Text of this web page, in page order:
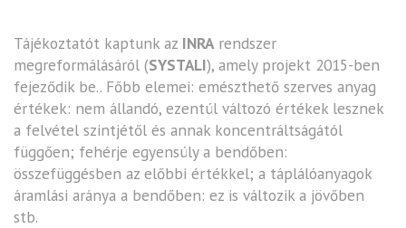
Tájékoztatót kaptunk az INRArendszer
megreformálásáról (SYSTALI), amely projekt 2015-ben
fejeződik be.. Főbb elemei: emészthető szerves anyag
értékek: nem állandó, ezentúl változó értékek lesznek
a felvétel szintjétől és annak koncentráltságától
függően; fehérje egyensúly a bendőben:
összefüggésben az előbbi értékkel; a táplálóanyagok
áramlási aránya a bendőben: ez is változik a jövőben
stb.